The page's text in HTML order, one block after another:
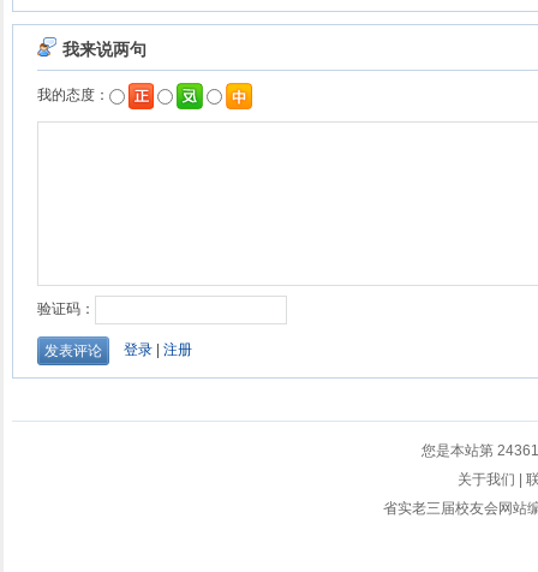
您是本站第
关于我们
省实老三届校友会网站